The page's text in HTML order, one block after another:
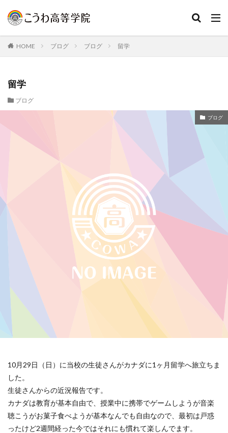
HOME ブログ ブログ 留学
留学
ブログ
ブログ
10月29日（日）に当校の生徒さんがカナダに1ヶ月留学へ旅立ちま
した。
生徒さんからの近況報告です。
カナダは教育が基本自由で、授業中に携帯でゲームしようが音楽
聴こうがお菓子食べようが基本なんでも自由なので、最初は戸惑
ったけど2週間経った今ではそれにも慣れて楽しんでます。